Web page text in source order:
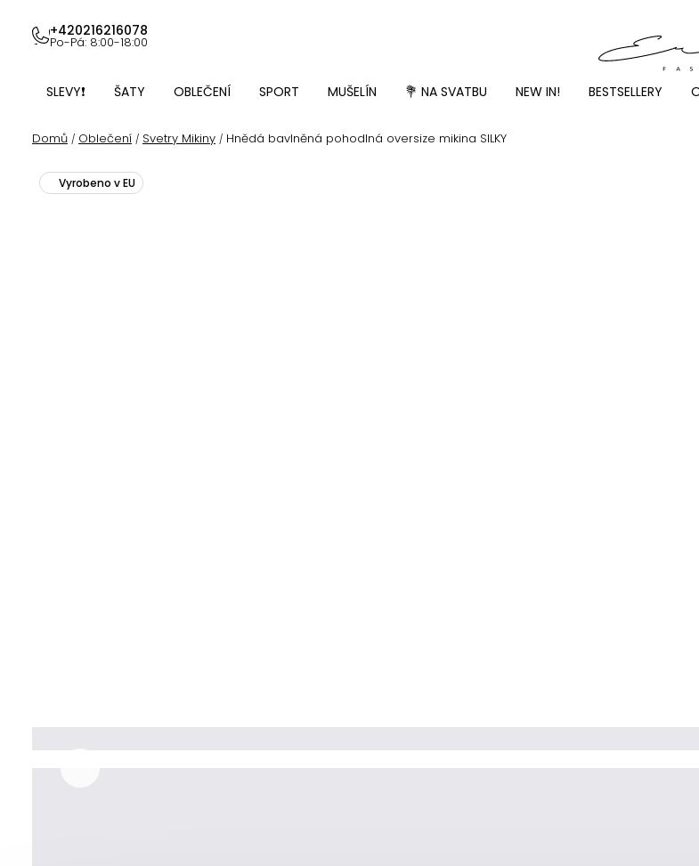
obsah
+420216216078
Po-Pá: 8:00-18:00
SLEVY❗ ŠATY OBLEČENÍ SPORT MUŠELÍN 💐 NA SVATBU NEW IN! BESTSELLERY
Domů / Oblečení / Svetry Mikiny / Hnědá bavlněná pohodlná oversize mikina SILKY
Vyrobeno v EU